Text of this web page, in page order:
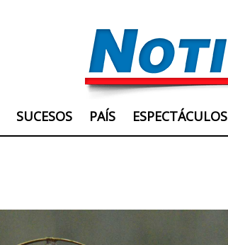
SUCESOS PAÍS ESPECTÁCULOS